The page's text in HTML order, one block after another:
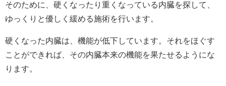
そのために、硬くなったり重くなっている内臓を探して、
ゆっくりと優しく緩める施術を行います。
硬くなった内臓は、機能が低下しています。それをほぐす
ことができれば、その内臓本来の機能を果たせるようにな
ります。